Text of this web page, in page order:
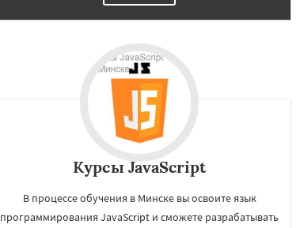
Курсы JavaScript
В процессе обучения в Минске вы освоите язык
программирования JavaScript и сможете разрабатывать